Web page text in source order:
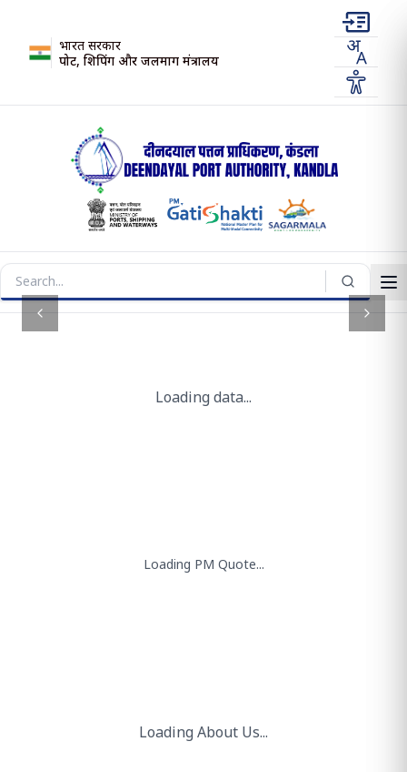
भारत सरकार
पोर्ट, शिपिंग और जलमार्ग मंत्रालय
Previous slide Next
Loading data...
Loading PM Quote...
Loading About Us...